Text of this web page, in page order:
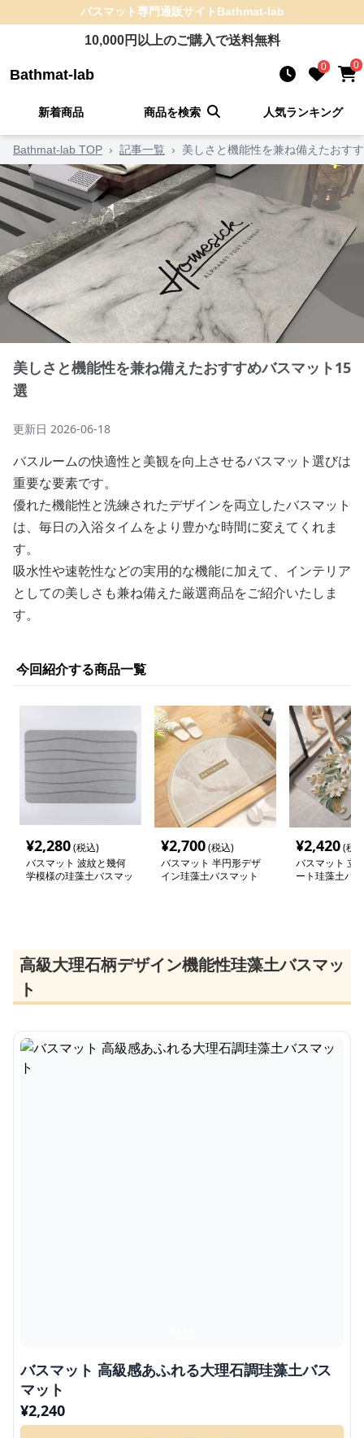
バスマット専門通販サイト Bathmat-lab
10,000円以上のご購入で送料無料
Bathmat-lab 0 0
新着商品 商品を検索 人気ランキング
Bathmat-lab TOP › 記事一覧 › 美しさと機能性を兼ね備えたおす
美しさと機能性を兼ね備えたおすすめバスマット15
選
更新日 2026-06-18
バスルームの快適性と美観を向上させるバスマット選びは
重要な要素です。
優れた機能性と洗練されたデザインを両立したバスマット
は、毎日の入浴タイムをより豊かな時間に変えてくれま
す。
吸水性や速乾性などの実用的な機能に加えて、インテリア
としての美しさも兼ね備えた厳選商品をご紹介いたしま
す。
今回紹介する商品一覧
¥2,280(税込)
バスマット 波紋と幾何
学模様の珪藻土バスマッ
¥2,700(税込)
バスマット 半円形デザ
イン珪藻土バスマット
¥2,420(税
バスマット 立
ート珪藻土バ
高級大理石柄デザイン機能性珪藻土バスマッ
ト
バスマット 高級感あふれる大理石調珪藻土バス
マット
¥2,240